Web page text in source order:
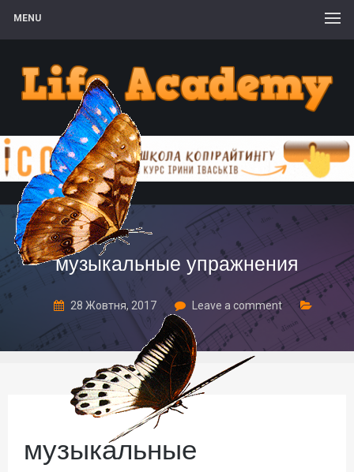
MENU
музыкальные упражнения
28 Жовтня, 2017 Leave a comment
музыкальные